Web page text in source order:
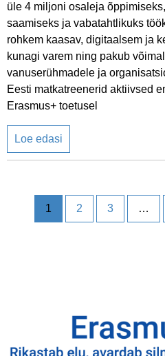
üle 4 miljoni osaleja
saamiseks ja vabatahtlikuks
rohkem kaasav, digitaalsem ja
kunagi varem ning pakub
vanuserühmadele ja
Eesti matkatreenerid aktiivsed
Erasmus+ toetusel
Loe edasi
1 2 3 …